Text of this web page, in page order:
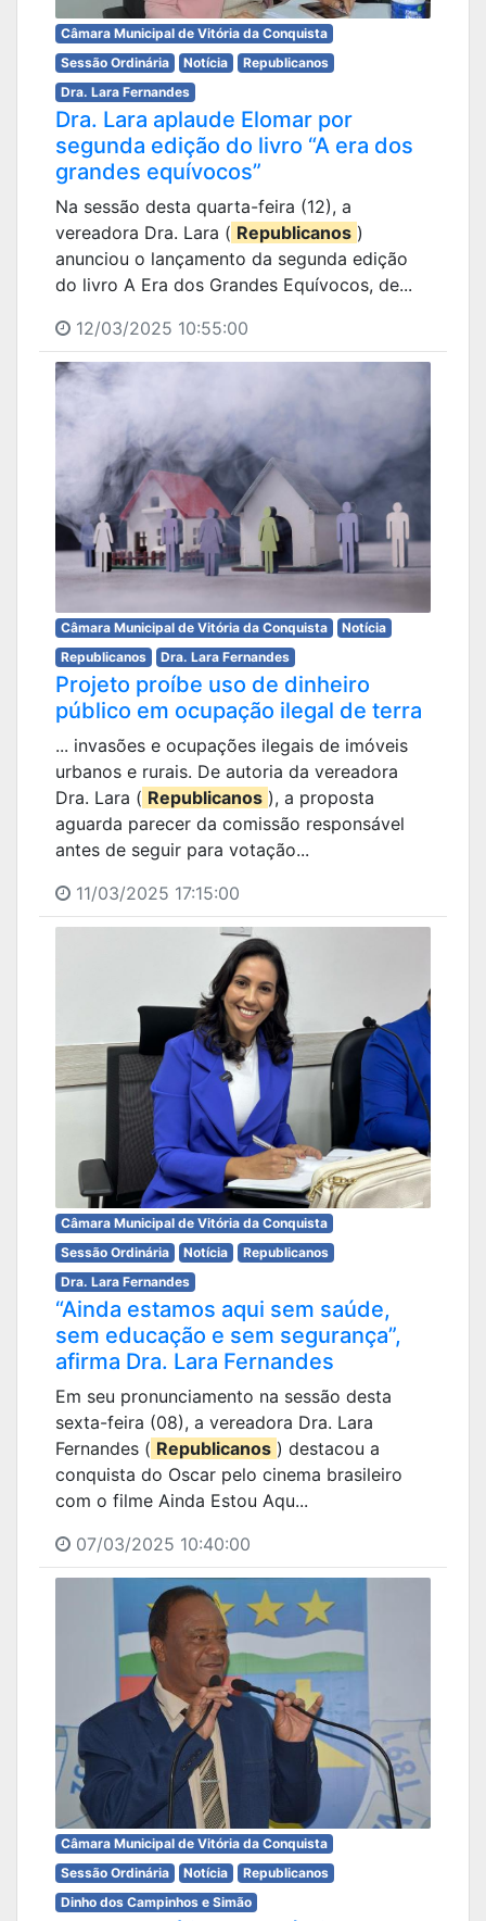
Câmara Municipal de Vitória da Conquista
Sessão Ordinária
Notícia
Republicanos
Dra. Lara Fernandes
Dra. Lara aplaude Elomar por
segunda edição do livro “A era dos
grandes equívocos”
Na sessão desta quarta-feira (12), a
vereadora Dra. Lara ( Republicanos )
anunciou o lançamento da segunda edição
do livro A Era dos Grandes Equívocos, de...
12/03/2025 10:55:00
Câmara Municipal de Vitória da Conquista
Notícia
Republicanos
Dra. Lara Fernandes
Projeto proíbe uso de dinheiro
público em ocupação ilegal de terra
... invasões e ocupações ilegais de imóveis
urbanos e rurais. De autoria da vereadora
Dra. Lara ( Republicanos ), a proposta
aguarda parecer da comissão responsável
antes de seguir para votação...
11/03/2025 17:15:00
Câmara Municipal de Vitória da Conquista
Sessão Ordinária
Notícia
Republicanos
Dra. Lara Fernandes
“Ainda estamos aqui sem saúde,
sem educação e sem segurança”,
afirma Dra. Lara Fernandes
Em seu pronunciamento na sessão desta
sexta-feira (08), a vereadora Dra. Lara
Fernandes ( Republicanos ) destacou a
conquista do Oscar pelo cinema brasileiro
com o filme Ainda Estou Aqu...
07/03/2025 10:40:00
Câmara Municipal de Vitória da Conquista
Sessão Ordinária
Notícia
Republicanos
Dinho dos Campinhos e Simão